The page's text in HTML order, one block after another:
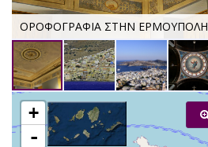
ΟΡΟΦΟΓΡΑΦΙΑ ΣΤΗΝ ΕΡΜΟΥΠΟΛΗ
+
-